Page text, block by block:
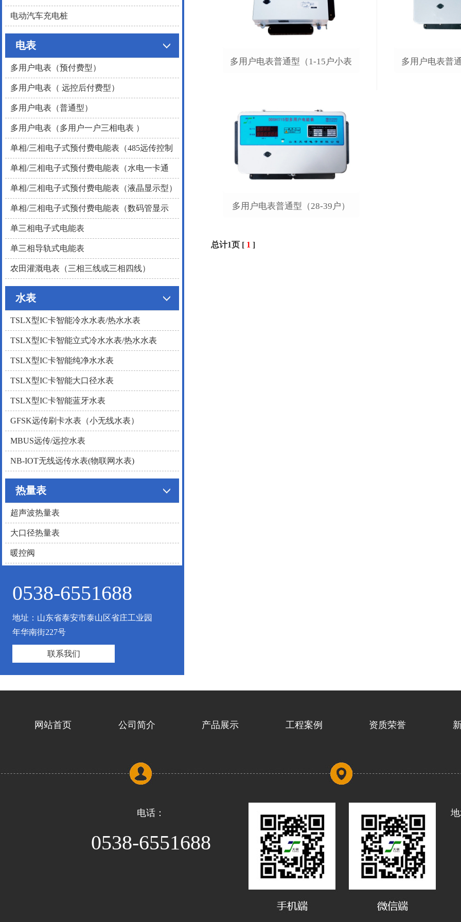
电动汽车充电桩
电表
多用户电表（预付费型）
多用户电表（ 远控后付费型）
多用户电表（普通型）
多用户电表（多用户一户三相电表 ）
单相/三相电子式预付费电能表（485远传控制
型）
单相/三相电子式预付费电能表（水电一卡通
型）
单相/三相电子式预付费电能表（液晶显示型）
单相/三相电子式预付费电能表（数码管显示
型）
单三相电子式电能表
单三相导轨式电能表
农田灌溉电表（三相三线或三相四线）
水表
TSLX型IC卡智能冷水水表/热水水表
TSLX型IC卡智能立式冷水水表/热水水表
TSLX型IC卡智能纯净水水表
TSLX型IC卡智能大口径水表
TSLX型IC卡智能蓝牙水表
GFSK远传刷卡水表（小无线水表）
MBUS远传/远控水表
NB-IOT无线远传水表(物联网水表)
热量表
超声波热量表
大口径热量表
暖控阀
0538-6551688
地址：山东省泰安市泰山区省庄工业园
年华南街227号
联系我们
多用户电表普通型（1-15户小表
多用户电表普通型（28-39户）
多用户电表普
总计1页 [ 1 ]
网站首页 公司简介 产品展示 工程案例 资质荣誉
电话：
0538-6551688